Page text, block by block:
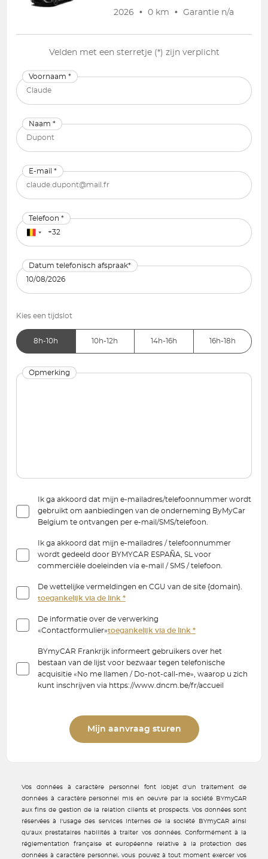
2026 • 0 km • Garantie n/a
Velden met een sterretje (*) zijn verplicht
Voornaam *
Naam *
E-mail *
Telefoon *
Datum telefonisch afspraak*
Kies een tijdslot
8h-10h 10h-12h 14h-16h 16h-18h
Opmerking
Ik ga akkoord dat mijn e-mailadres/telefoonnummer wordt
gebruikt om aanbiedingen van de onderneming ByMyCar
Belgium te ontvangen per e-mail/SMS/telefoon.
Ik ga akkoord dat mijn e-mailadres / telefoonnummer
wordt gedeeld door BYMYCAR ESPAÑA, SL voor
commerciële doeleinden via e-mail / SMS / telefoon.
De wettelijke vermeldingen en CGU van de site {domain}.
toegankelijk via de link *
De informatie over de verwerking
«Contactformulier»toegankelijk via de link *
BYmyCAR Frankrijk informeert gebruikers over het
bestaan van de lijst voor bezwaar tegen telefonische
acquisitie «No me llamen / Do-not-call-me», waarop u zich
kunt inschrijven via https://www.dncm.be/fr/accueil
Mijn aanvraag sturen
Vos données à caractère personnel font lobjet d'un traitement de
données à caractère personnel mis en oeuvre par la société BYmyCAR
aux fins de gestion de la relation clients et prospects. Vos données sont
réservées à l'usage des services internes de la société BYmyCAR ainsi
qu'aux prestataires habilités à traiter vos données. Conformément à la
réglementation française et européenne relative à la protection des
données à caractère personnel, vous pouvez à tout moment exercer vos